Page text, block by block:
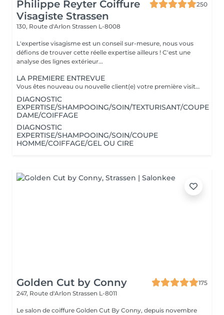
Philippe Reyter Coiffure
Visagiste Strassen
250
130, Route d'Arlon Strassen L-8008
L'expertise visagisme est un conseil sur-mesure, nous vous
défions de trouver cette réelle expertise ailleurs ! C'est une
analyse des lignes extérieur...
LA PREMIERE ENTREVUE
Vous êtes nouveau ou nouvelle client(e) votre première visite est une Entrevue. (Temps 30 minutes) Cette entrevue ne comprend aucun service de réalisation, il y aura des tests de styles, de communications et du conseils. Nous apprenons à vous connaitre et nous vous conseillons sur tous vos souhaits, afin de préparer notre premier rendez-vous. Cette Entrevue, nous permettra d'avoir une approche afin de comprendre en détail vos désirs et vos envies pour votre futur coupe ou couleur. Nous élaborons ensemble nos différentes méthodes de travail autour d'un thé ou un café pour vous proposer les services adaptés en vous indiquant un devis complet afin de fixer le prochain rendez-vous pour la réalisation.
DIAGNOSTIC
EXPERTISE/SHAMPOOING/SOIN/TEXTURISANT/COUPE
DAME/COIFFAGE
DIAGNOSTIC
EXPERTISE/SHAMPOOING/SOIN/COUPE
HOMME/COIFFAGE/GEL OU CIRE
Golden Cut by Conny
175
247, Route d'Arlon Strassen L-8011
Le salon de coiffure Golden Cut By Conny, depuis novembre